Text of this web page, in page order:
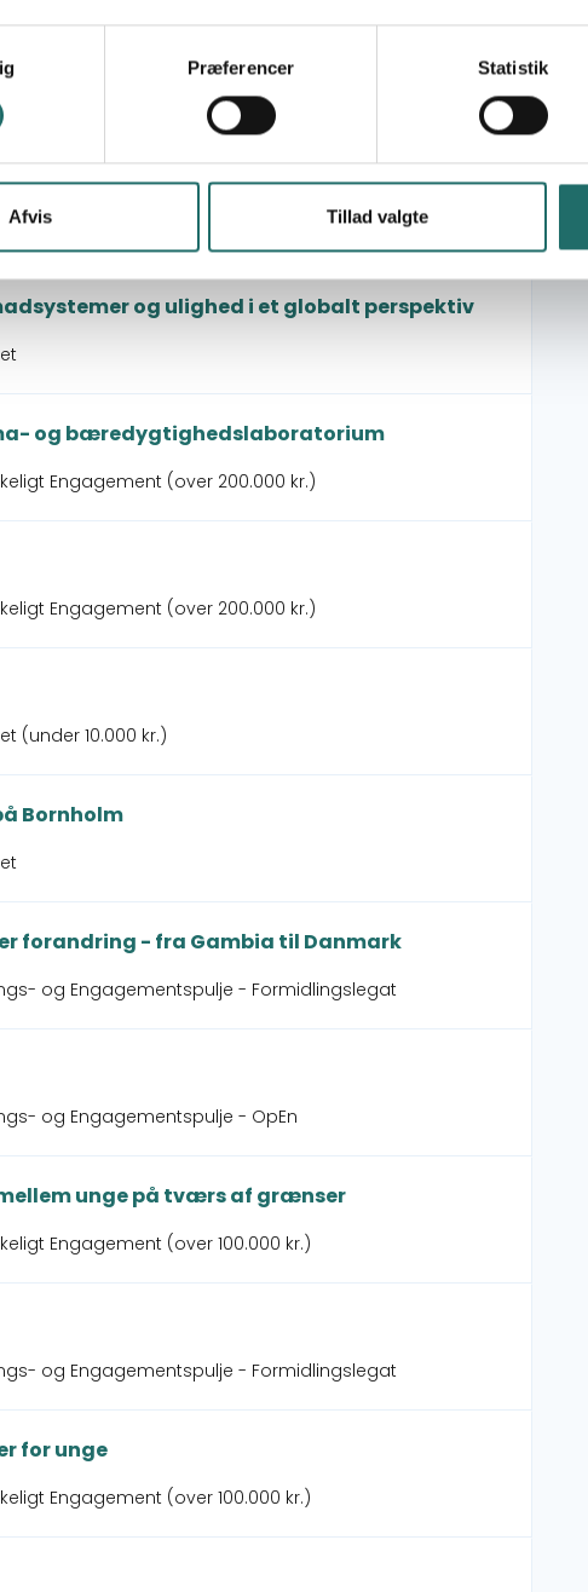
Præferencer Statistik
Afvis Tillad valgte
og Engagementspulje - OpEn
FESTIVAL
Engagement (over 100.000 kr.)
og ulighed i et globalt perspektiv
og bæredygtighedslaboratorium
Engagement (over 200.000 kr.)
Engagement (over 200.000 kr.)
(under 10.000 kr.)
Bornholm
forandring - fra Gambia til Danmark
og Engagementspulje - Formidlingslegat
og Engagementspulje - OpEn
unge på tværs af grænser
Engagement (over 100.000 kr.)
og Engagementspulje - Formidlingslegat
for unge
Engagement (over 100.000 kr.)